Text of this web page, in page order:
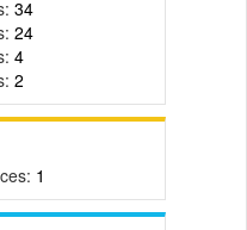
34
24
4
2
1